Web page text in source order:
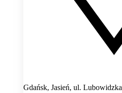
Gdańsk, Jasień, ul. Lubowidzka